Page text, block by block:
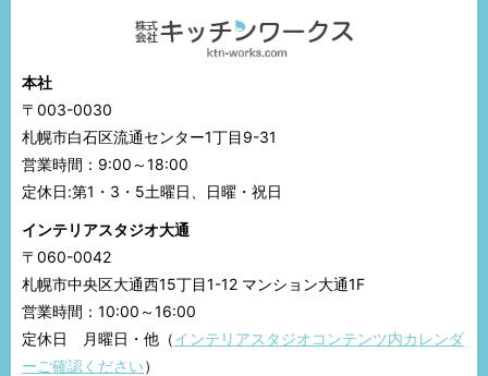
本社
〒003-0030
札幌市白石区流通センター1丁目9-31
営業時間：9:00～18:00
定休日:第1・3・5土曜日、日曜・祝日
インテリアスタジオ大通
〒060-0042
札幌市中央区大通西15丁目1-12 マンション大通1F
営業時間：10:00～16:00
定休日 月曜日・他（インテリアスタジオコンテンツ内カレンダ
ーご確認ください）